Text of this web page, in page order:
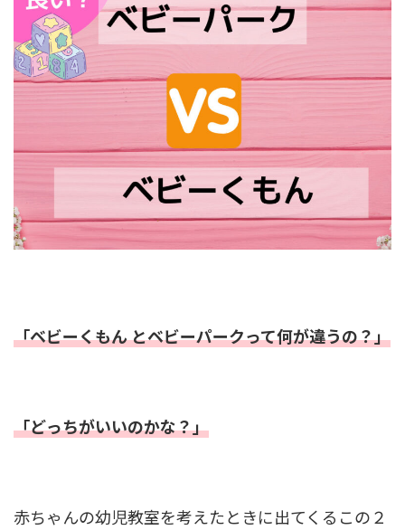
「ベビーくもん とベビーパークって何が違うの？」
「どっちがいいのかな？」
赤ちゃんの幼児教室を考えたときに出てくるこの２